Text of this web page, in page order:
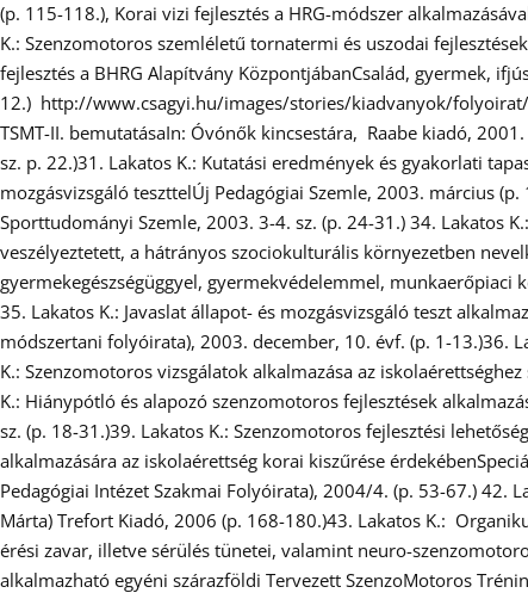
(p. 115-118.), Korai vizi fejlesztés a HRG-módszer
K.: Szenzomotoros szemléletű tornatermi és uszodai
fejlesztés a BHRG Alapítvány KözpontjábanCsalád, gyermek,
12.) http://www.csagyi.hu/images/stories/kiadvanyok/folyoirat/
TSMT-II. bemutatásaIn: Óvónők kincsestára, Raabe kiadó,
sz. p. 22.)31. Lakatos K.: Kutatási eredmények és gyakorlati
mozgásvizsgáló teszttelÚj Pedagógiai Szemle, 2003. március
Sporttudományi Szemle, 2003. 3-4. sz. (p. 24-31.) 34. Lakatos
veszélyeztetett, a hátrányos szociokulturális környezetben
gyermekegészségüggyel, gyermekvédelemmel,
35. Lakatos K.: Javaslat állapot- és mozgásvizsgáló teszt
módszertani folyóirata), 2003. december, 10. évf. (p. 1-13.)36.
K.: Szenzomotoros vizsgálatok alkalmazása az
K.: Hiánypótló és alapozó szenzomotoros fejlesztések
sz. (p. 18-31.)39. Lakatos K.: Szenzomotoros fejlesztési
alkalmazására az iskolaérettség korai kiszűrése
Pedagógiai Intézet Szakmai Folyóirata), 2004/4. (p. 53-67.) 42.
Márta) Trefort Kiadó, 2006 (p. 168-180.)43. Lakatos K.:
érési zavar, illetve sérülés tünetei, valamint neuro-
alkalmazható egyéni szárazföldi Tervezett SzenzoMotoros